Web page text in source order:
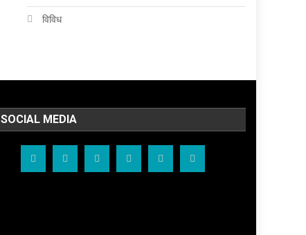
विविध
SOCIAL MEDIA